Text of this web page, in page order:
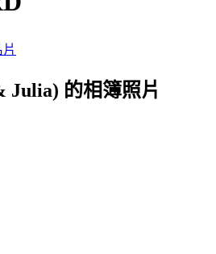
Julia) 的相簿照片